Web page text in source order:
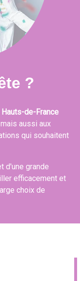
?
de-France
aussi aux
qui souhaitent
d'une grande
efficacement et
choix de